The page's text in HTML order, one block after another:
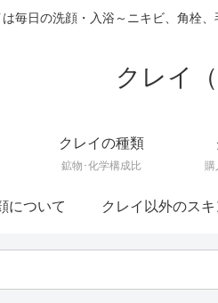
毎日の洗顔・入浴～ニキビ、角栓
クレイ
クレイの種類
鉱物･化学構成比
購
について クレイ以外のス